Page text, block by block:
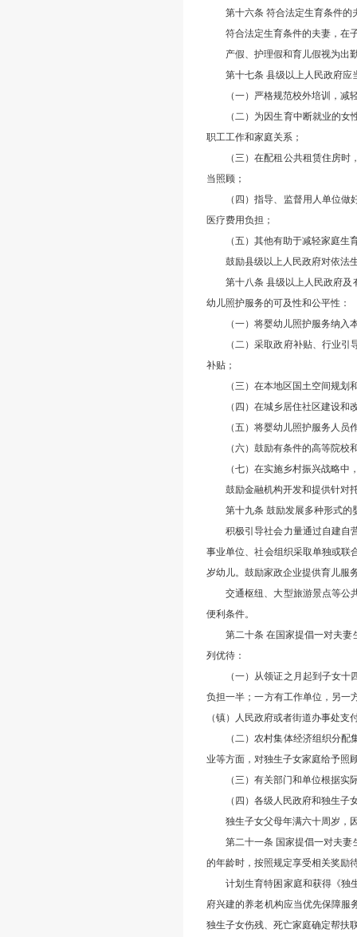
第十六条 符合法定生育条件
符合法定生育条件的夫妻，在
产假、护理假和育儿假视为出
第十七条 县级以上人民政府
（一）严格规范校外培训，
（二）为因生育中断就业的
职工工作和家庭关系；
（三）在配租公共租赁住房
当照顾；
（四）指导、监督用人单位
医疗费用负担；
（五）其他有助于减轻家庭
鼓励县级以上人民政府对依法
第十八条 县级以上人民政府
幼儿照护服务的可及性和公平性：
（一）将婴幼儿照护服务纳
（二）采取政府补贴、行业
补贴；
（三）在本地区国土空间规
（四）在城乡居住社区建设
（五）将婴幼儿照护服务人
（六）鼓励有条件的高等院
（七）在实施乡村振兴战略
鼓励金融机构开发和提供针对
第十九条 鼓励发展多种形式
积极引导社会力量通过自建自
事业单位、社会组织采取单独或联
岁幼儿。鼓励家政企业提供育儿服
交通枢纽、大型旅游景点等公
便利条件。
第二十条 在国家提倡一对夫
列优待：
（一）从领证之月起到子女
负担一半；一方有工作单位，另一
（镇）人民政府或者街道办事处
（二）农村集体经济组织分
业等方面，对独生子女家庭给予照
（三）有关部门和单位根据
（四）各级人民政府和独生
独生子女父母年满六十周岁，
第二十一条 国家提倡一对夫
的年龄时，按照规定享受相关奖励
计划生育特困家庭和获得《独
府兴建的养老机构应当优先保障服
独生子女伤残、死亡家庭确定帮扶